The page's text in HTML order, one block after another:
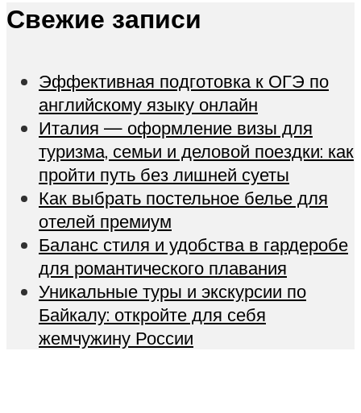
Свежие записи
Эффективная подготовка к ОГЭ по
английскому языку онлайн
Италия — оформление визы для
туризма, семьи и деловой поездки: как
пройти путь без лишней суеты
Как выбрать постельное белье для
отелей премиум
Баланс стиля и удобства в гардеробе
для романтического плавания
Уникальные туры и экскурсии по
Байкалу: откройте для себя
жемчужину России